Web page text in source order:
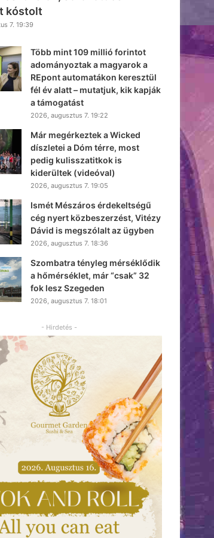
kóstolt
7. 19:39
Több mint 109 millió forintot
adományoztak a magyarok a
REpont automatákon keresztül
fél év alatt – mutatjuk, kik kapják
a támogatást
2026, augusztus 7. 19:22
Már megérkeztek a Wicked
díszletei a Dóm térre, most
pedig kulisszatitkok is
kiderültek (videóval)
2026, augusztus 7. 19:05
Ismét Mészáros érdekeltségű
cég nyert közbeszerzést, Vitézy
Dávid is megszólalt az ügyben
2026, augusztus 7. 18:36
Szombatra tényleg mérséklődik
a hőmérséklet, már “csak” 32
fok lesz Szegeden
2026, augusztus 7. 18:01
- Hirdetés -